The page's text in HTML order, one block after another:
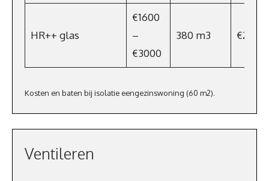
HR++ glas
€1600
–
€3000
380 m3 €281,2
Kosten en baten bij isolatie eengezinswoning (60 m2).
Ventileren